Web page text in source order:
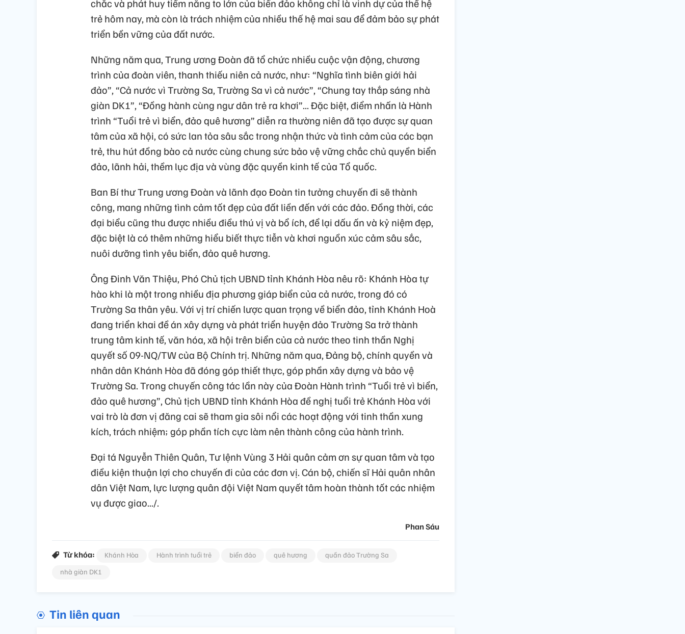
chắc và phát huy tiềm năng to lớn của biển đảo không chỉ là vinh dự của thế hệ
trẻ hôm nay, mà còn là trách nhiệm của nhiều thế hệ mai sau để đảm bảo sự phát
triển bền vững của đất nước.
Những năm qua, Trung ương Đoàn đã tổ chức nhiều cuộc vận động, chương
trình của đoàn viên, thanh thiếu niên cả nước, như: “Nghĩa tình biên giới hải
đảo”, “Cả nước vì Trường Sa, Trường Sa vì cả nước”, “Chung tay thắp sáng nhà
giàn DK1”, “Đồng hành cùng ngư dân trẻ ra khơi”... Đặc biệt, điểm nhấn là Hành
trình “Tuổi trẻ vì biển, đảo quê hương” diễn ra thường niên đã tạo được sự quan
tâm của xã hội, có sức lan tỏa sâu sắc trong nhận thức và tình cảm của các bạn
trẻ, thu hút đồng bào cả nước cùng chung sức bảo vệ vững chắc chủ quyền biển
đảo, lãnh hải, thềm lục địa và vùng đặc quyền kinh tế của Tổ quốc.
Ban Bí thư Trung ương Đoàn và lãnh đạo Đoàn tin tưởng chuyến đi sẽ thành
công, mang những tình cảm tốt đẹp của đất liền đến với các đảo. Đồng thời, các
đại biểu cũng thu được nhiều điều thú vị và bổ ích, để lại dấu ấn và kỷ niệm đẹp,
đặc biệt là có thêm những hiểu biết thực tiễn và khơi nguồn xúc cảm sâu sắc,
nuôi dưỡng tình yêu biển, đảo quê hương.
Ông Đinh Văn Thiệu, Phó Chủ tịch UBND tỉnh Khánh Hòa nêu rõ: Khánh Hòa tự
hào khi là một trong nhiều địa phương giáp biển của cả nước, trong đó có
Trường Sa thân yêu. Với vị trí chiến lược quan trọng về biển đảo, tỉnh Khánh Hoà
đang triển khai đề án xây dựng và phát triển huyện đảo Trường Sa trở thành
trung tâm kinh tế, văn hóa, xã hội trên biển của cả nước theo tinh thần Nghị
quyết số 09-NQ/TW của Bộ Chính trị. Những năm qua, Đảng bộ, chính quyền và
nhân dân Khánh Hòa đã đóng góp thiết thực, góp phần xây dựng và bảo vệ
Trường Sa. Trong chuyến công tác lần này của Đoàn Hành trình “Tuổi trẻ vì biển,
đảo quê hương”, Chủ tịch UBND tỉnh Khánh Hòa đề nghị tuổi trẻ Khánh Hòa với
vai trò là đơn vị đăng cai sẽ tham gia sôi nổi các hoạt động với tinh thần xung
kích, trách nhiệm; góp phần tích cực làm nên thành công của hành trình.
Đại tá Nguyễn Thiên Quân, Tư lệnh Vùng 3 Hải quân cảm ơn sự quan tâm và tạo
điều kiện thuận lợi cho chuyến đi của các đơn vị. Cán bộ, chiến sĩ Hải quân nhân
dân Việt Nam, lực lượng quân đội Việt Nam quyết tâm hoàn thành tốt các nhiệm
vụ được giao.../.
Phan Sáu
Từ khóa: Khánh Hòa Hành trình tuổi trẻ biển đảo quê hương
quần đảo Trường Sa
nhà giàn DK1
Tin liên quan